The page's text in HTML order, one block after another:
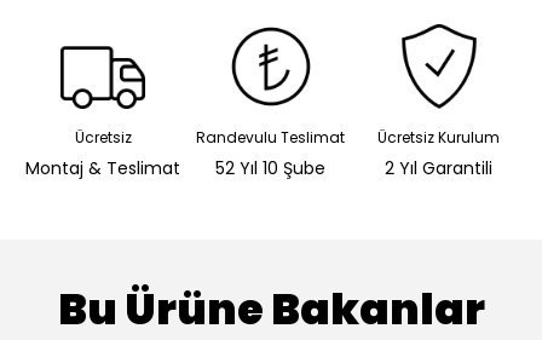
Ücretsiz
Montaj & Teslimat
Randevulu Teslimat
52 Yıl 10 Şube
Ücretsiz Kurulum
2 Yıl Garantili
Bu Ürüne Bakanlar